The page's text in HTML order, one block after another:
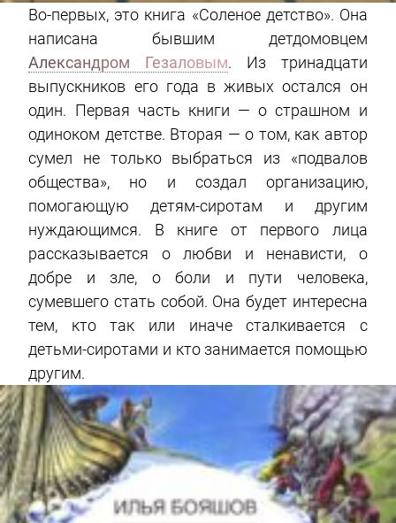
Во-первых, это книга «Соленое детство». Она
написана бывшим детдомовцем
Александром Гезаловым. Из тринадцати
выпускников его года в живых остался он
один. Первая часть книги — о страшном и
одиноком детстве. Вторая — о том, как автор
сумел не только выбраться из «подвалов
общества», но и создал организацию,
помогающую детям-сиротам и другим
нуждающимся. В книге от первого лица
рассказывается о любви и ненависти, о
добре и зле, о боли и пути человека,
сумевшего стать собой. Она будет интересна
тем, кто так или иначе сталкивается с
детьми-сиротами и кто занимается помощью
другим.